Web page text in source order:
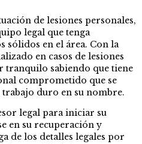
de lesiones personales,
legal que tenga
sólidos en el área. Con la
en casos de lesiones
tranquilo sabiendo que tiene
comprometido que se
duro en su nombre.
legal para iniciar su
en su recuperación y
de los detalles legales por